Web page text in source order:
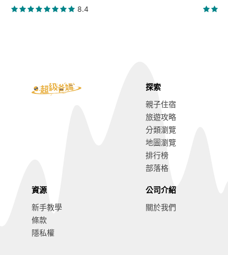
8.4
探索
親子住宿
旅遊攻略
分類瀏覽
地圖瀏覽
排行榜
部落格
資源
新手教學
條款
隱私權
公司介紹
關於我們